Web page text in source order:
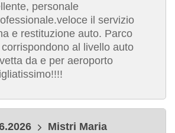
personale
il servizio
e restituzione auto. Parco
al livello auto
da e per aeroporto
Mistri Maria